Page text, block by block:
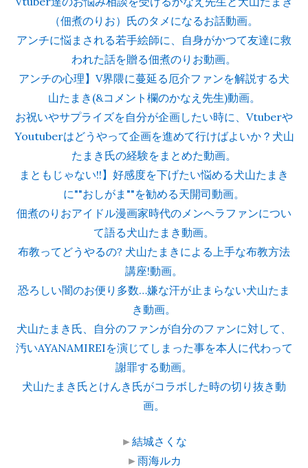
（佃煮のりお）氏のタメになるお話動画。
アンチに悩まされる若手絵師に、自身がかつて友達に救
われた話を贈る佃煮のりお動画。
アンチの心理】V界隈に蔓延る厄介ファンを解説する犬
山たまき(&コメント欄のかなえ先生)動画。
お祝いやサプライズを自分が企画したい時に、Vtuberや
Youtuberはどうやって企画を進めて行けばよいか？犬山
たまき氏の経験をまとめた動画。
まともじゃない!!】好感度を下げたい悩める犬山たまき
に""おしがま""を勧める天開司動画。
佃煮のりおアイドル漫画家時代のメンヘラファンについ
て語る犬山たまき動画。
布教ってどうやるの? 犬山たまきによる上手な布教方法
講座!動画。
恐ろしい闇のお便り多数…嫌な汗が止まらない犬山たま
き動画。
犬山たまき氏、自分のファンが自分のファンに対して、
汚いAYANAMIREIを演じてしまった事を本人に代わって
謝罪する動画。
犬山たまき氏とけんき氏がコラボした時の切り抜き動
画。
►結城さくな
►雨海ルカ